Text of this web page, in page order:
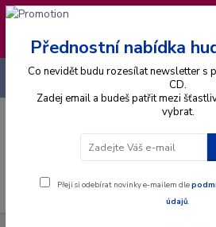
❣️ Od 4.8. do 13.8. čerpám
expedice objednávek se
14.8.2026
+420 725 736 293
Přednostní nabídka
Co nevidět budu rozesílat newsletter s
CD.
Zadej email a budeš patřit mezi
vybrat.
Přeji si odebírat novinky e-mailem dle
údajů.